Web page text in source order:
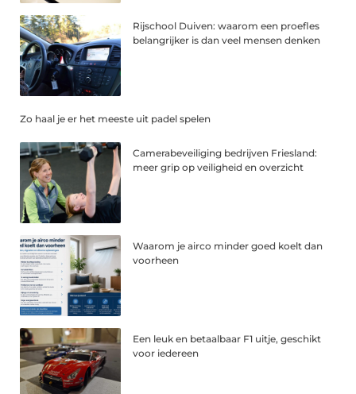
Rijschool Duiven: waarom een proefles
belangrijker is dan veel mensen denken
Zo haal je er het meeste uit padel spelen
Camerabeveiliging bedrijven Friesland:
meer grip op veiligheid en overzicht
Waarom je airco minder goed koelt dan
voorheen
Een leuk en betaalbaar F1 uitje, geschikt
voor iedereen